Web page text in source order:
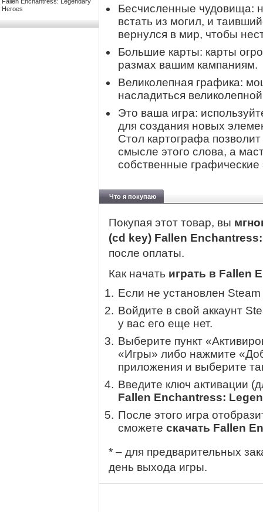
Heroes
Бесчисленные чудовища:
встать из могил, и
вернулся в мир, чтобы
Большие карты: карты
размах вашим кампаниям.
Великолепная графика:
насладиться
Это ваша игра:
для создания новых
Стол картографа
смысле этого слова, а
собственные
Что я покупаю
Покупая этот товар, вы
(cd key) Fallen
после оплаты.
Как начать играть в Fallen
Если не установлен
Войдите в свой аккаунт
у вас его еще нет.
Выберите пункт
«Игры» либо нажмите
приложения и выберите
Введите ключ активации
Fallen Enchantress:
После этого игра
сможете скачать Fallen
* – для предварительных
день выхода игры.